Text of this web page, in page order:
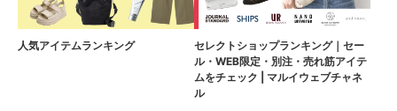
人気アイテムランキング
セレクトショップランキング｜セー
ル・WEB限定・別注・売れ筋アイテ
ムをチェック | マルイウェブチャネ
ル